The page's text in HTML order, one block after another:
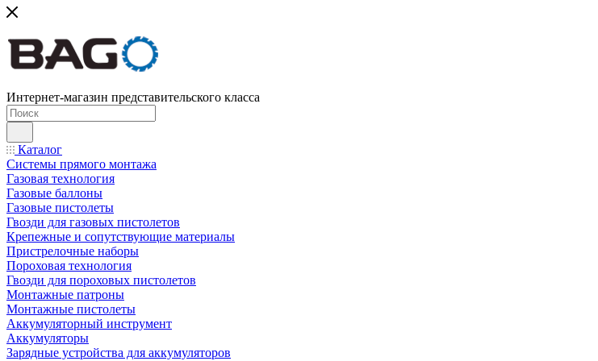
Интернет-магазин представительского класса
Каталог
Системы прямого монтажа
Газовая технология
Газовые баллоны
Газовые пистолеты
Гвозди для газовых пистолетов
Крепежные и сопутствующие материалы
Пристрелочные наборы
Пороховая технология
Гвозди для пороховых пистолетов
Монтажные патроны
Монтажные пистолеты
Аккумуляторный инструмент
Аккумуляторы
Зарядные устройства для аккумуляторов